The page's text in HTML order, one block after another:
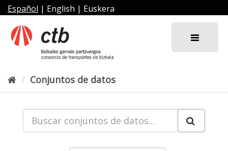
al
contenido
Español | English | Euskera
Conjuntos de datos